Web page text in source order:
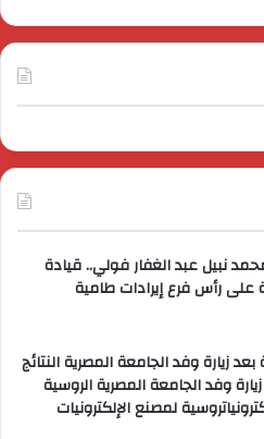
نبيل عبد الغفار فولي.. قيادة
على رأس فرع إيرادات طامية
بعد زيارة وفد الجامعة المصرية النتائج
وفد الجامعة المصرية الروسية
لمصنع الإلكترونيات